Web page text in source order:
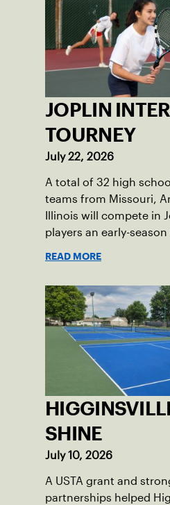
JOPLIN
TOURNEY
July 22, 2026
A total of 32 high
teams from Missouri,
Illinois will compete in
players an early-
READ MORE
SHINE
July 10, 2026
A USTA grant and
partnerships helped